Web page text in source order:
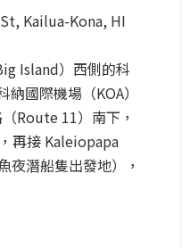
Kailua-Kona, HI
Island）西側的科
國際機場（KOA）
Route 11）南下，
再接 Kaleiopapa
潛船隻出發地），